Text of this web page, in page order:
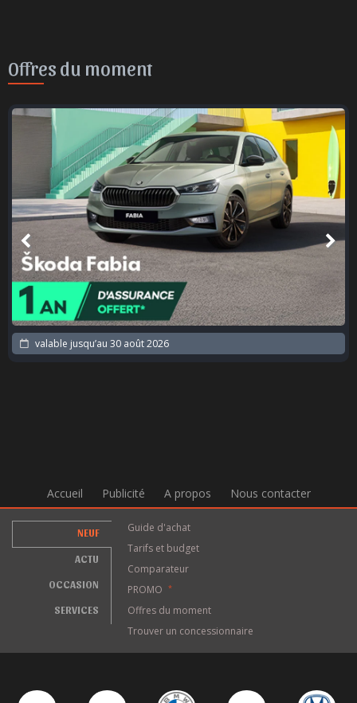
Offres du moment
valable jusqu’au 30 août 2026
Accueil Publicité A propos Nous contacter
NEUF
ACTU
OCCASION
SERVICES
Guide d'achat
Tarifs et budget
Comparateur
PROMO
*
Offres du moment
Trouver un concessionnaire